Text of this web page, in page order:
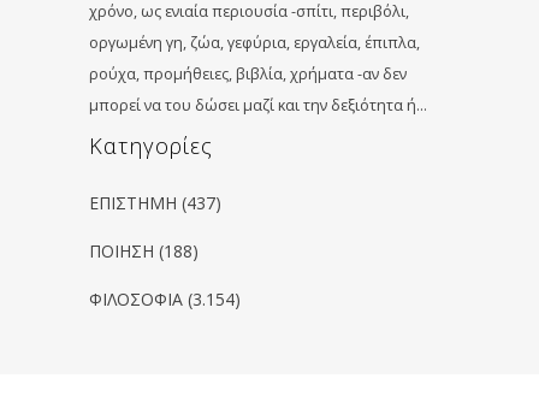
χρόνο, ως ενιαία περιουσία -σπίτι, περιβόλι,
οργωμένη γη, ζώα, γεφύρια, εργαλεία, έπιπλα,
ρούχα, προμήθειες, βιβλία, χρήματα -αν δεν
μπορεί να του δώσει μαζί και την δεξιότητα ή…
Kατηγορίες
ΕΠΙΣΤΗΜΗ (437)
ΠΟΙΗΣΗ (188)
ΦΙΛΟΣΟΦΙΑ (3.154)